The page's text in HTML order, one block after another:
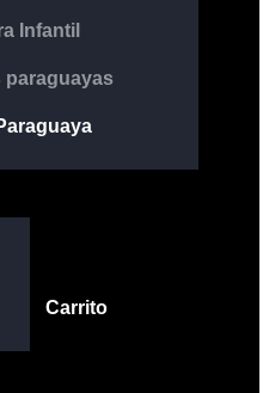
Infantil
paraguayas
Carrito